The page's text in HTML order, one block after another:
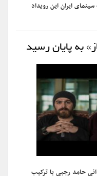
ایران این رویداد
به پایان رسید
حامد رجبی با ترکیب